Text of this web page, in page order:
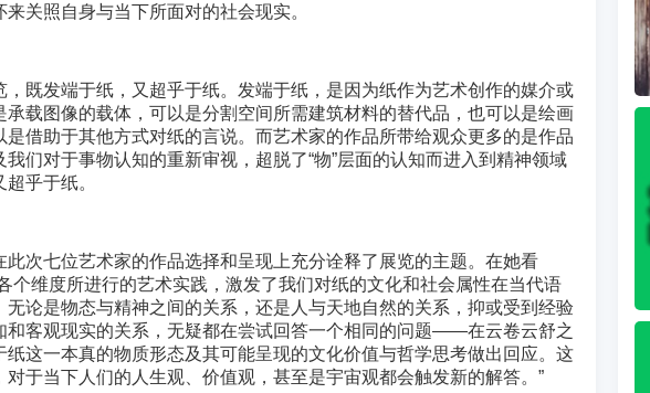
关照自身与当下所面对的社会现实。
，既发端于纸，又超乎于纸。发端于纸，是因为纸作为艺术创作的媒介或
承载图像的载体，可以是分割空间所需建筑材料的替代品，也可以是绘画
是借助于其他方式对纸的言说。而艺术家的作品所带给观众更多的是作品
们对于事物认知的重新审视，超脱了“物”层面的认知而进入到精神领域
乎于纸。
此次七位艺术家的作品选择和呈现上充分诠释了展览的主题。在她看
个维度所进行的艺术实践，激发了我们对纸的文化和社会属性在当代语
无论是物态与精神之间的关系，还是人与天地自然的关系，抑或受到经验
和客观现实的关系，无疑都在尝试回答一个相同的问题——在云卷云舒之
纸这一本真的物质形态及其可能呈现的文化价值与哲学思考做出回应。这
对于当下人们的人生观、价值观，甚至是宇宙观都会触发新的解答。”